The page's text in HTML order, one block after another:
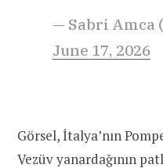
— Sabri Amca
June 17, 2026
Görsel, İtalya’nın
Vezüv yanardağının